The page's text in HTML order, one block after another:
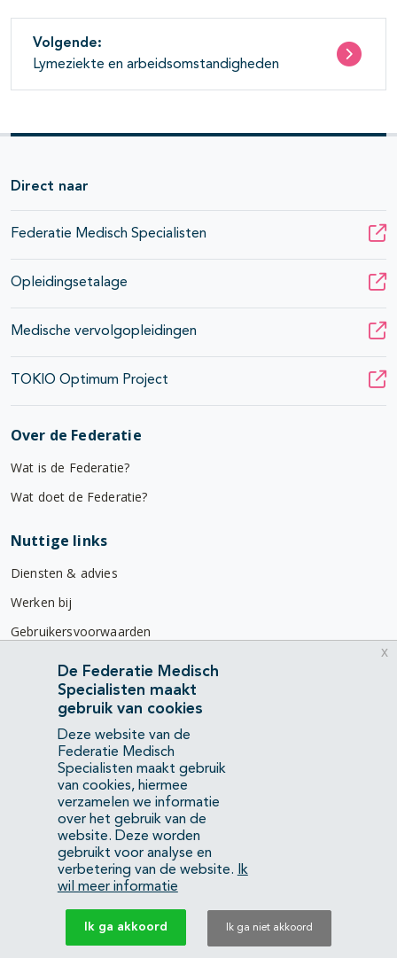
Volgende:
Lymeziekte en arbeidsomstandigheden
Direct naar
Federatie Medisch Specialisten
Opleidingsetalage
Medische vervolgopleidingen
TOKIO Optimum Project
Over de Federatie
Wat is de Federatie?
Wat doet de Federatie?
Nuttige links
Diensten & advies
Werken bij
Gebruikersvoorwaarden
Privacyverklaring
Contact
Mercatorlaan 1200
3528 BL Utrecht
(088) 505 34 34
info@richtlijnendatabase.nl
YouTubeLinkedIn
KvK Federatie Medisch Specialisten:40483480
Privacyverklaring
De Federatie Medisch
Specialisten maakt
gebruik van cookies
Deze website van de
Federatie Medisch
Specialisten maakt gebruik
van cookies, hiermee
verzamelen we informatie
over het gebruik van de
website. Deze worden
gebruikt voor analyse en
verbetering van de website.
Ik
wil meer informatie
Ik ga akkoord Ik ga niet akkoord
x